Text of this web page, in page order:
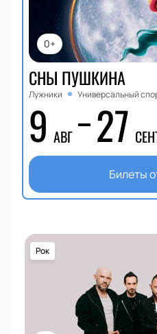
0+
СНЫ ПУШКИНА
Лужники Универсальный
9 АВГ 27
Билеты
Рок